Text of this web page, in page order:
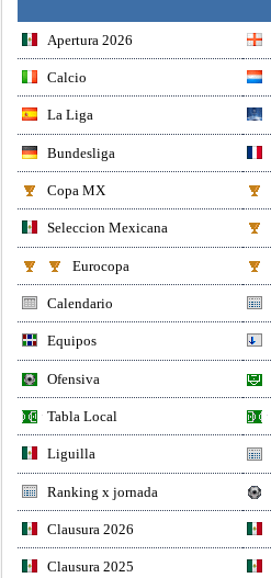
Apertura 2026
Calcio
La Liga
Bundesliga
Copa MX
Seleccion Mexicana
Eurocopa
Calendario
Equipos
Ofensiva
Tabla Local
Liguilla
Ranking x jornada
Clausura 2026
Clausura 2025